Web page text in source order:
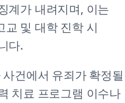
계가 내려지며, 이는
및 대학 진학 시
다.
사건에서 유죄가 확정될
치료 프로그램 이수나